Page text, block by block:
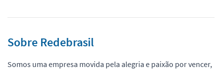
Sobre Redebrasil
Somos uma empresa movida pela alegria e paixão por vencer,